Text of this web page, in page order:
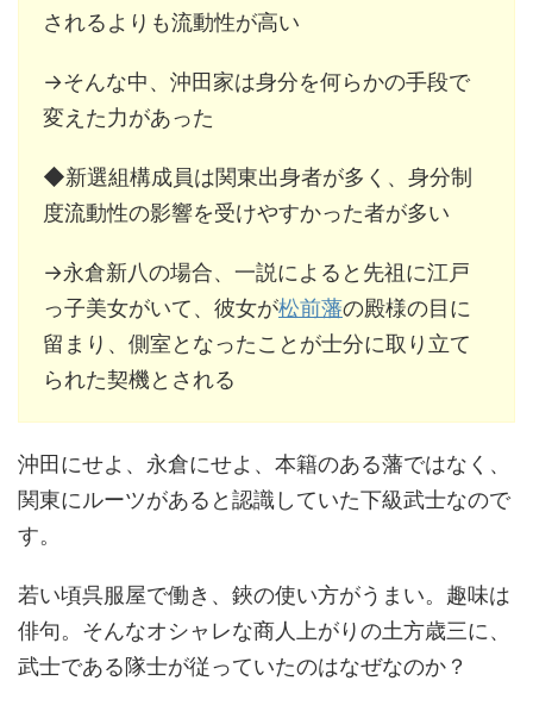
されるよりも流動性が高い
→そんな中、沖田家は身分を何らかの手段で
変えた力があった
◆新選組構成員は関東出身者が多く、身分制
度流動性の影響を受けやすかった者が多い
→永倉新八の場合、一説によると先祖に江戸
っ子美女がいて、彼女が松前藩の殿様の目に
留まり、側室となったことが士分に取り立て
られた契機とされる
沖田にせよ、永倉にせよ、本籍のある藩ではなく、
関東にルーツがあると認識していた下級武士なので
す。
若い頃呉服屋で働き、鋏の使い方がうまい。趣味は
俳句。そんなオシャレな商人上がりの土方歳三に、
武士である隊士が従っていたのはなぜなのか？